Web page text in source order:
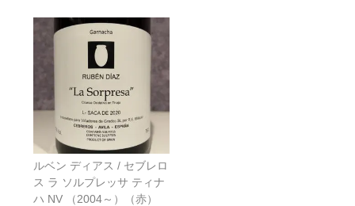
ルベン ディアス / セブレロ
ス ラ ソルプレッサ ティナ
ハ NV （2004～）（赤）